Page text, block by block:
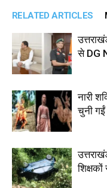
RELATED ARTICLES
से DG
नारी
चुनी गईं